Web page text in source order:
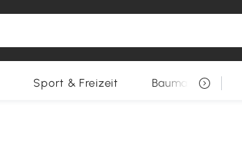
Sport & Freizeit Baumarkt